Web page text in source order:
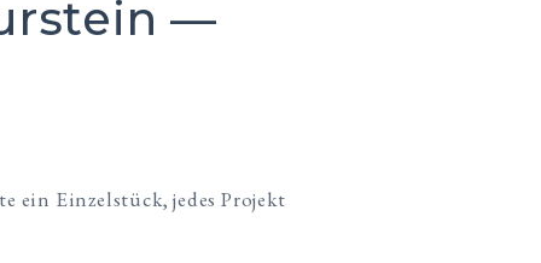
—
ein Einzelstück, jedes Projekt